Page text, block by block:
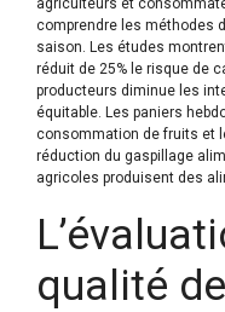
comprendre les méthodes
saison. Les études
réduit de 25% le risque de
producteurs diminue les
équitable. Les paniers
consommation de fruits et
réduction du gaspillage
agricoles produisent des
qualité